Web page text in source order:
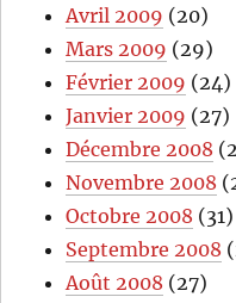
Avril 2009 (20)
Mars 2009 (29)
Février 2009 (24)
Janvier 2009 (27)
Décembre 2008
Novembre 2008
Octobre 2008 (31)
Septembre 2008
Août 2008 (27)